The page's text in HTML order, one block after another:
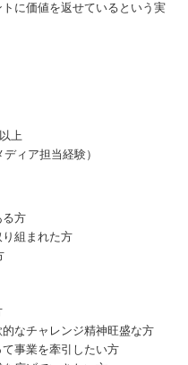
に価値を返せているという実
上
ィア担当経験）
る方
り組まれた方
なチャレンジ精神旺盛な方
事業を牽引したい方